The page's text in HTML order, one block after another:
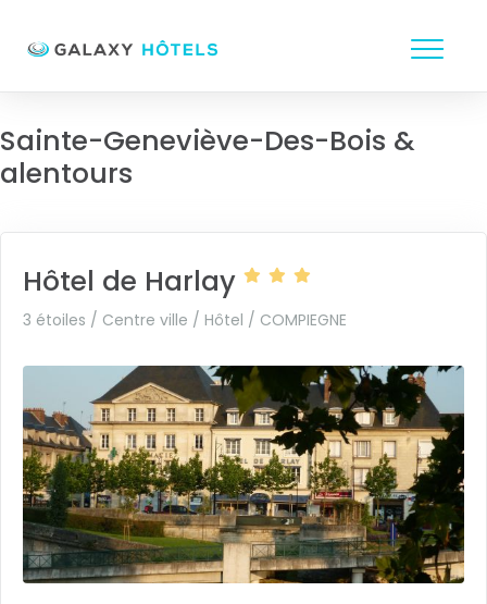
Sainte-Geneviève-Des-Bois &
alentours
Hôtel de Harlay
3 étoiles / Centre ville / Hôtel / COMPIEGNE